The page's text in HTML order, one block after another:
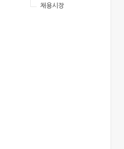
채용시장